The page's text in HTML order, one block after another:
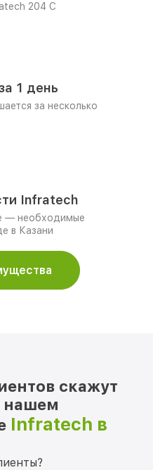
204 С
1 день
за несколько
Infratech
— необходимые
в Казани
скажут
нашем
Infratech в